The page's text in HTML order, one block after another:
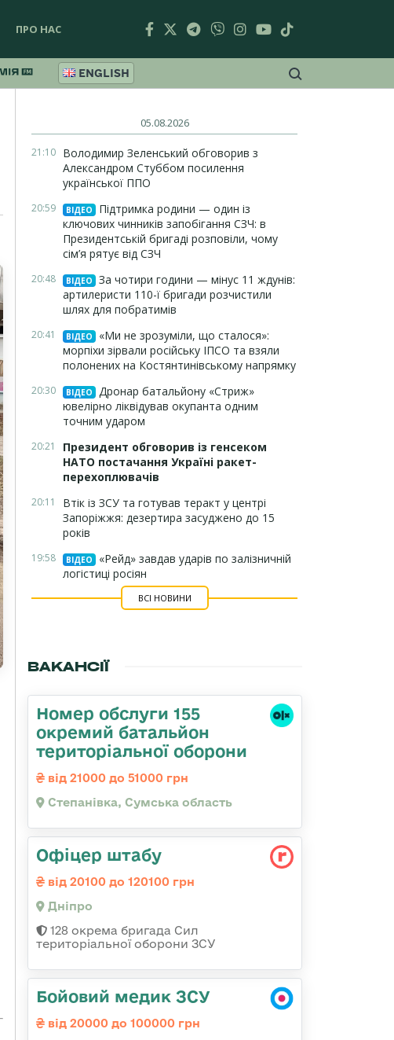
ПРО НАС
ENGLISH
05.08.2026
21:10 Володимир Зеленський обговорив з
Александром Стуббом посилення
української ППО
20:59 ВІДЕО
Підтримка родини — один із
ключових чинників запобігання СЗЧ: в
Президентській бригаді розповіли, чому
сім’я рятує від СЗЧ
20:48 ВІДЕО
За чотири години — мінус 11 ждунів:
артилеристи 110-ї бригади розчистили
шлях для побратимів
20:41 ВІДЕО
«Ми не зрозуміли, що сталося»:
морпіхи зірвали російську ІПСО та взяли
полонених на Костянтинівському напрямку
20:30 ВІДЕО
Дронар батальйону «Стриж»
ювелірно ліквідував окупанта одним
точним ударом
20:21
Президент обговорив із генсеком
НАТО постачання Україні ракет-
перехоплювачів
20:11
Втік із ЗСУ та готував теракт у центрі
Запоріжжя: дезертира засуджено до 15
років
19:58 ВІДЕО
«Рейд» завдав ударів по залізничній
логістиці росіян
ВСІ НОВИНИ
ВАКАНСІЇ
Номер обслуги 155
окремий батальйон
територіальної оборони
від 21000 до 51000 грн
Степанівка, Сумська область
Офіцер штабу
від 20100 до 120100 грн
Дніпро
128 окрема бригада Сил
територіальної оборони ЗСУ
Бойовий медик ЗСУ
від 20000 до 100000 грн